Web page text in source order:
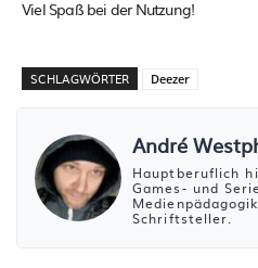
Viel Spaß bei der Nutzung!
SCHLAGWÖRTER Deezer
André
Hauptberuflich
Games- und
Schriftsteller.